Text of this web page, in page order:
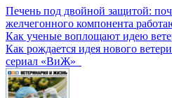
Печень под двойной защитой:
желчегонного компонента
Как ученые воплощают идею
Как рождается идея нового
сериал «ВиЖ»